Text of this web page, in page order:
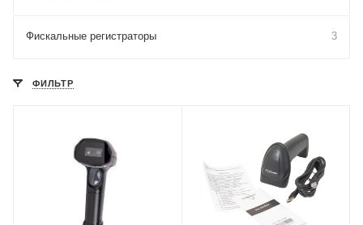
Фискальные регистраторы 3
ФИЛЬТР